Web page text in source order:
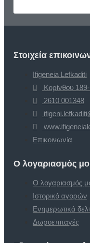
Στοιχεία
Ifigeneia Lefkaditi
Κορίνθου
2610 001348
Επικοινωνία
Ο λογαριασμός
Ο λογαριασμός
Ιστορικό αγορών
Ενημερωτικά
Δωροεπιταγές